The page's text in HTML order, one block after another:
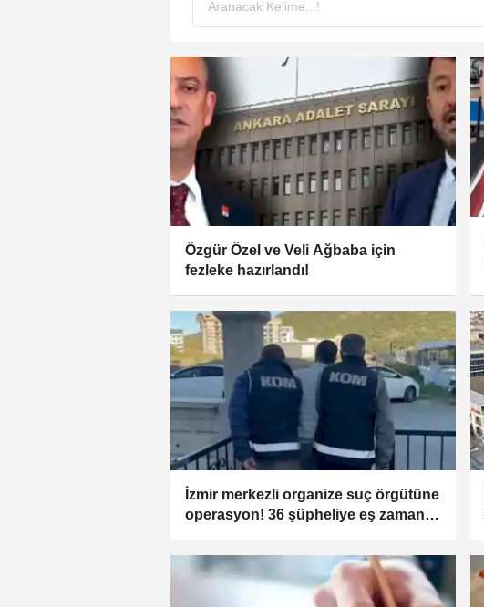
Özgür Özel ve Veli Ağbaba için
fezleke hazırlandı!
İzmir merkezli organize suç örgütüne
operasyon! 36 şüpheliye eş zamanlı